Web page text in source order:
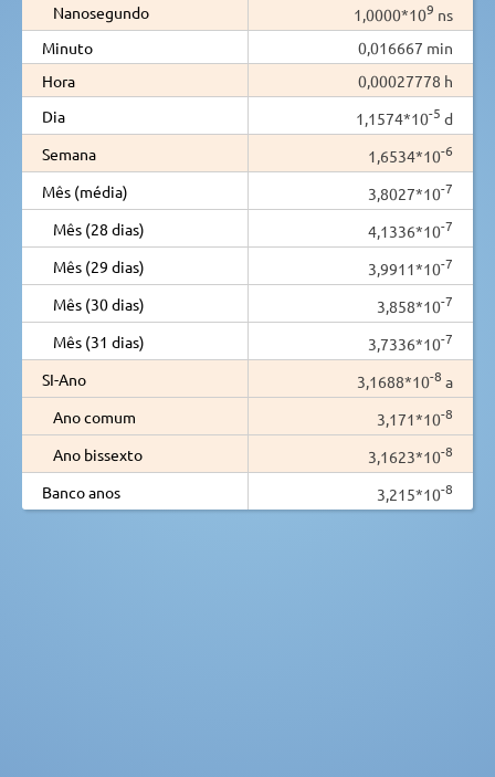
Nanosegundo
1,0000*109 ns
Minuto
0,016667 min
Hora
0,00027778 h
Dia
1,1574*10-5 d
Semana
1,6534*10-6
Mês (média) 3,8027*10-7
Mês (28 dias) 4,1336*10-7
Mês (29 dias) 3,9911*10-7
Mês (30 dias) 3,858*10-7
Mês (31 dias) 3,7336*10-7
SI-Ano 3,1688*10-8 a
Ano comum
3,171*10-8
Ano bissexto 3,1623*10-8
Banco anos 3,215*10-8